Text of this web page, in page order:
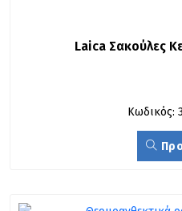
Laica Σακούλες
Κωδικός: